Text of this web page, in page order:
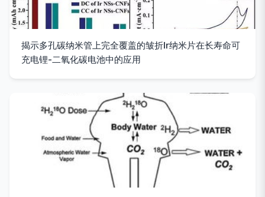
揭示多孔碳纳米管上完全覆盖的皱折Ir纳米片在长寿命可
充电锂-二氧化碳电池中的应用